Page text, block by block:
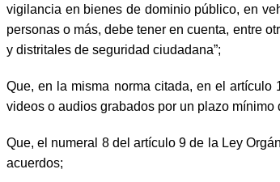
vigilancia en bienes de dominio público, en
personas o más, debe tener en cuenta, entre
y distritales de seguridad ciudadana”;
Que, en la misma norma citada, en el
videos o audios grabados por un plazo
Que, el numeral 8 del artículo 9 de la Ley
acuerdos;